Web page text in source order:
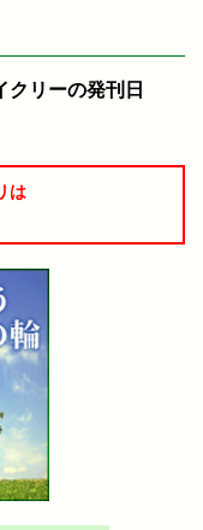
クリーの発刊日
は